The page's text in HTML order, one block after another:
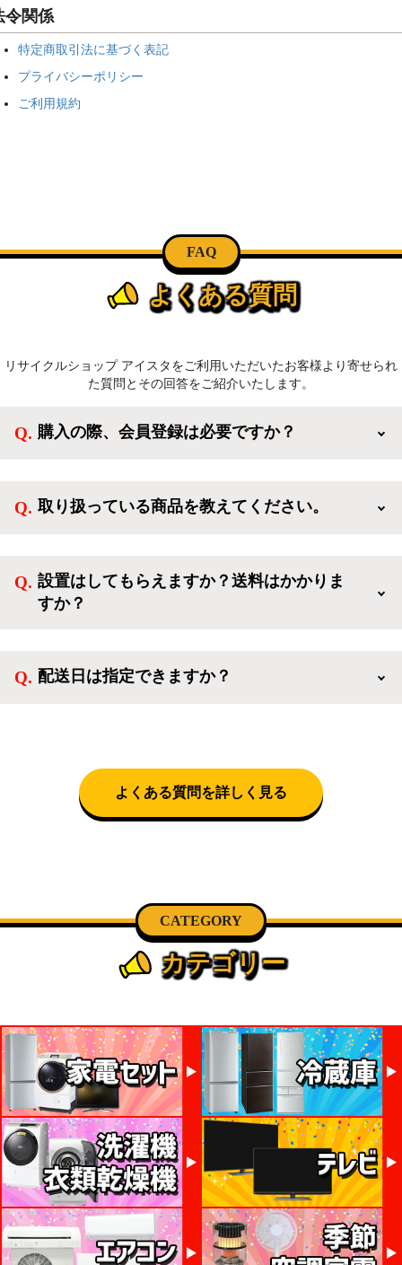
令関係
特定商取引法に基づく表記
プライバシーポリシー
ご利用規約
FAQ
よくある質問
リサイクルショップ アイスタをご利用いただいたお客様より寄せられ
た質問とその回答をご紹介いたします。
購入の際、会員登録は必要ですか？
方、登録しなくてもカートに商品を入れた後、ログイ
取り扱っている商品を教えてください。
活を応援するような家電セットから、季節・空調家
電、調理家電、生活家電まで、幅広く中古家電を取り
設置はしてもらえますか？送料はかかりま
すか？
神奈川・千葉)において自社配送を選択いただくこと
配送日は指定できますか？
話にて日時決定に関するご連絡をさせて頂きます。
よくある質問を詳しく見る
CATEGORY
カテゴリー